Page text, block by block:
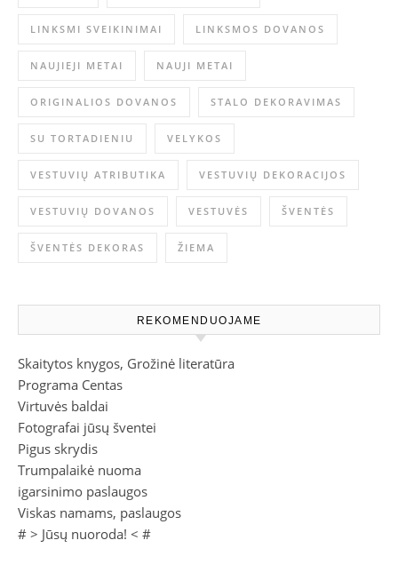
LINKSMI SVEIKINIMAI LINKSMOS DOVANOS
NAUJIEJI METAI NAUJI METAI
ORIGINALIOS DOVANOS STALO DEKORAVIMAS
SU TORTADIENIU VELYKOS
VESTUVIŲ ATRIBUTIKA VESTUVIŲ DEKORACIJOS
VESTUVIŲ DOVANOS VESTUVĖS ŠVENTĖS
ŠVENTĖS DEKORAS ŽIEMA
REKOMENDUOJAME
Skaitytos knygos, Grožinė literatūra
Programa Centas
Virtuvės baldai
Fotografai jūsų šventei
Pigus skrydis
Trumpalaikė nuoma
igarsinimo paslaugos
Viskas namams, paslaugos
# > Jūsų nuoroda! < #